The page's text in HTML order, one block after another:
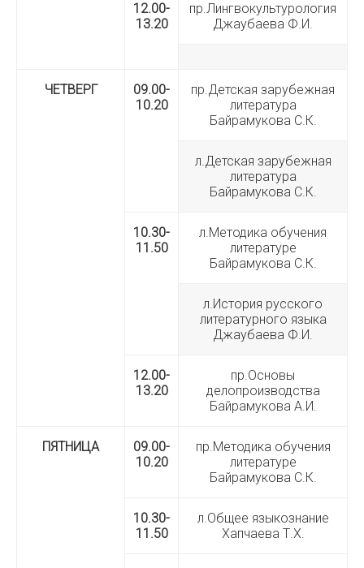
12.00-
13.20
пр.Лингвокультурология
Джаубаева Ф.И.
ЧЕТВЕРГ
09.00-
10.20
пр.Детская зарубежная
литература
Байрамукова С.К.
л.Детская зарубежная
литература
Байрамукова С.К.
10.30-
11.50
л.Методика обучения
литературе
Байрамукова С.К.
л.История русского
литературного языка
Джаубаева Ф.И.
12.00-
13.20
пр.Основы
делопроизводства
Байрамукова А.И.
ПЯТНИЦА
09.00-
10.20
пр.Методика обучения
литературе
Байрамукова С.К.
10.30-
11.50
л.Общее языкознание
Хапчаева Т.Х.